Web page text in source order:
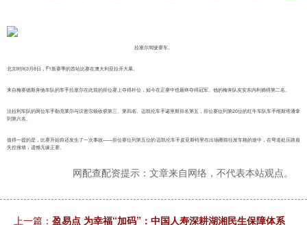
拉塞尔驾驶赛车。
北京时间3月8日，F1新赛季的首站比赛在澳大利亚拉开大幕。
来自梅赛德斯奔驰车队的车手拉塞尔在此前的排位赛上夺得杆位，如今在正赛中也最终夺得冠军。他的梅奔队友安东内利摘得第二名。
法拉利车队的两位车手勒克莱尔与汉密尔顿收获第三、第四名。迈凯伦车手诺里斯排名第五，排位赛位列第20位的红牛车队车手维斯塔潘拿
到第六名。
值得一提的是，比赛开始前还发生了一次事故——排位赛位列第五位的迈凯伦车手皮亚斯特里在出场圈前往发车格的途中，在弯道处压路肩
失控撞墙，遗憾无缘正赛。
网配查配资提示：文章来自网络，不代表本站观点。
上一篇： 盈易点 为幸福“加码”：中国人寿深耕湖湘民生保障体系